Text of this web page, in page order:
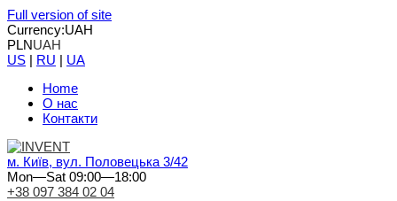
Full version of site
Currency:UAH
PLNUAH
US | RU | UA
Home
О нас
Контакти
м. Київ, вул. Половецька 3/42
Mon—Sat 09:00—18:00
+38 097 384 02 04